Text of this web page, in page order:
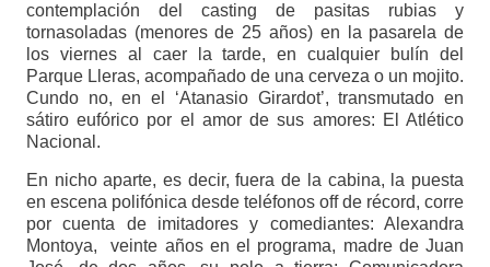
contemplación del casting de pasitas rubias y
tornasoladas (menores de 25 años) en la pasarela de
los viernes al caer la tarde, en cualquier bulín del
Parque Lleras, acompañado de una cerveza o un mojito.
Cundo no, en el ‘Atanasio Girardot’, transmutado en
sátiro eufórico por el amor de sus amores: El Atlético
Nacional.
En nicho aparte, es decir, fuera de la cabina, la puesta
en escena polifónica desde teléfonos off de récord, corre
por cuenta de imitadores y comediantes: Alexandra
Montoya, veinte años en el programa, madre de Juan